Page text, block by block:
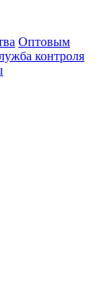
Оптовым
контроля